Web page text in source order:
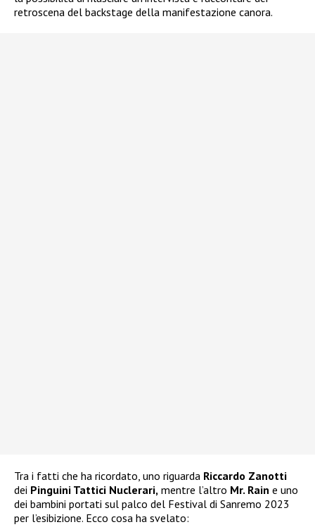
retroscena del backstage della manifestazione canora.
Tra i fatti che ha ricordato, uno riguarda Riccardo Zanotti
dei Pinguini Tattici Nuclerari, mentre l’altro Mr. Rain e uno
dei bambini portati sul palco del Festival di Sanremo 2023
per l’esibizione. Ecco cosa ha svelato: